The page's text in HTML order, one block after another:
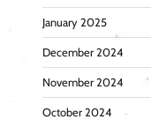
January 2025
December 2024
November 2024
October 2024